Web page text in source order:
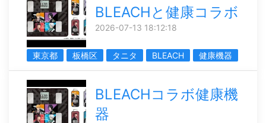
BLEACHと健康コラボ
2026-07-13 18:12:18
東京都 板橋区 タニタ BLEACH 健康機器
BLEACHコラボ健康機
器